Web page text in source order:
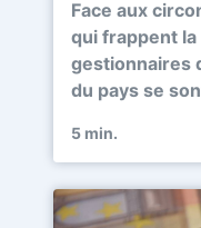
Face aux
qui frappent
gestionnaires
du pays se
5 min.